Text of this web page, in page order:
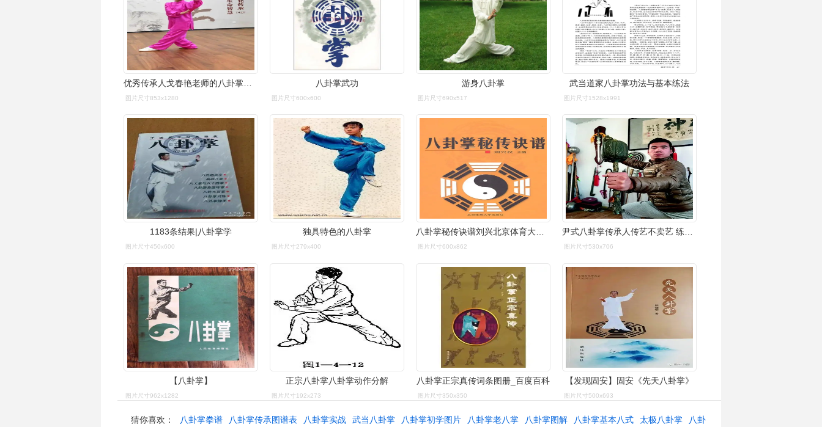
优秀传承人戈春艳老师的八卦掌享誉当代武林,被称为"戈氏三绝技"之一
图片尺寸853x1280
八卦掌武功
图片尺寸600x600
游身八卦掌
图片尺寸690x517
武当道家八卦掌功法与基本练法
图片尺寸1528x1991
1183条结果|八卦掌学
图片尺寸450x600
独具特色的八卦掌
图片尺寸279x400
八卦掌秘传诀谱刘兴北京体育大学出版社9787564405779正版体育运动(新
图片尺寸600x862
尹式八卦掌传承人传艺不卖艺 练出来一身绝技
图片尺寸530x706
【八卦掌】
图片尺寸962x1282
正宗八卦掌八卦掌动作分解
图片尺寸192x273
八卦掌正宗真传词条图册_百度百科
图片尺寸350x350
【发现固安】固安《先天八卦掌》
图片尺寸500x693
猜你喜欢： 八卦掌拳谱 八卦掌传承图谱表 八卦掌实战 武当八卦掌 八卦掌初学图片 八卦掌老八掌 八卦掌图解 八卦掌基本八式 太极八卦掌 八卦